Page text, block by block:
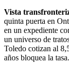
Vista
quinta puerta en
en un expediente
un universo de
Toledo cotizan al
años bloquea la tasa.